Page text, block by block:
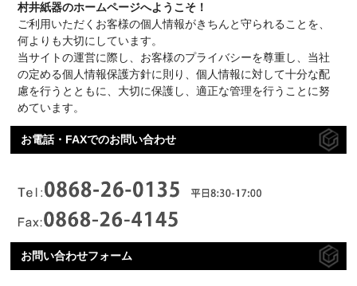
村井紙器のホームページへようこそ！
ご利用いただくお客様の個人情報がきちんと守られることを、
何よりも大切にしています。
当サイトの運営に際し、お客様のプライバシーを尊重し、当社
の定める個人情報保護方針に則り、個人情報に対して十分な配
慮を行うとともに、大切に保護し、適正な管理を行うことに努
めています。
お電話・FAXでのお問い合わせ
お問い合わせフォーム